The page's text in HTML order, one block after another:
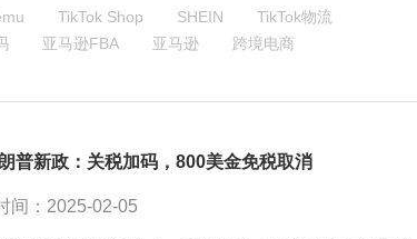
格局，同时影响美国消费者的选择与低价商品供
TikTok Shop SHEIN
TikTok物流
​亚马逊FBA 亚马逊 跨境电商
普新政：关税加码，800美金免税取消
间：2025-02-05